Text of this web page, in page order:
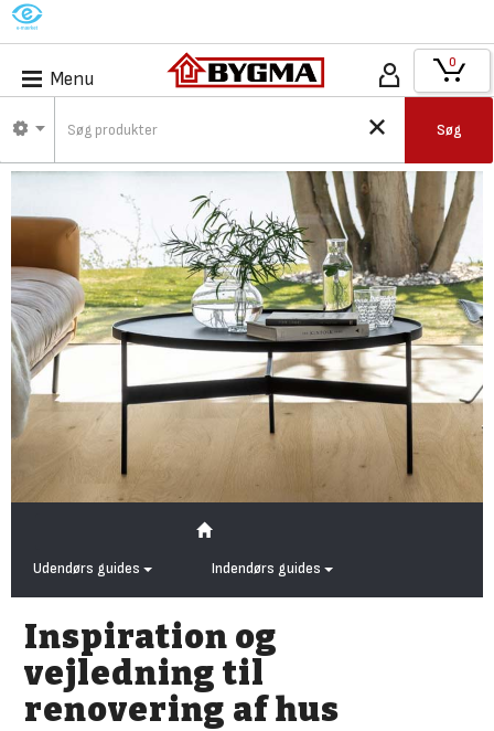
M
Menu
Søg
0
Udendørs guides Indendørs guides
Inspiration og
vejledning til
renovering af hus